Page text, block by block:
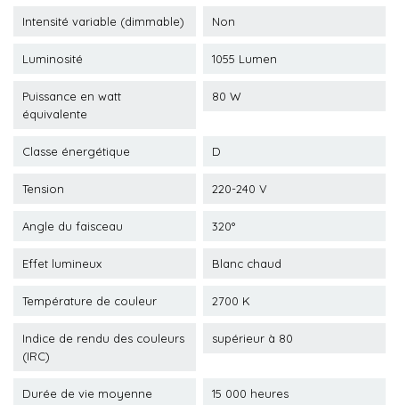
Intensité variable (dimmable) Non
Luminosité 1055 Lumen
Puissance en watt
équivalente
80 W
Classe énergétique D
Tension 220-240 V
Angle du faisceau 320°
Effet lumineux Blanc chaud
Température de couleur 2700 K
Indice de rendu des couleurs
(IRC)
supérieur à 80
Durée de vie moyenne 15 000 heures